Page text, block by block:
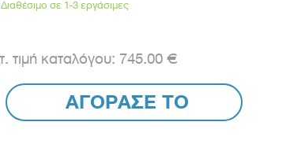
Διαθέσιμο σε 1-3 εργάσιμες
745.00 €
ΑΓΟΡΑΣΕ ΤΟ